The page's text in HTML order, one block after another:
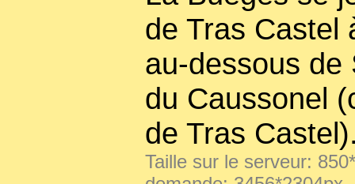
de Tras Castel
au-dessous de
du Caussonel
de Tras
Taille sur le serveur: